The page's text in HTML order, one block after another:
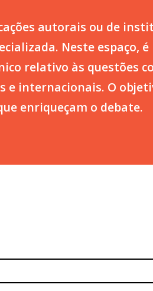
autorais ou de
Neste espaço,
relativo às questões
e internacionais. O
enriqueçam o debate.